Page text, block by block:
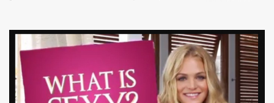
artırır ve çıkacak bir yangında servisi/beyaz eşya firmasını
sorumlu kılar. Bu sebeple yetkili servisler 65cm'den 1cm bile kısa
olsalar montajı gerçekleştirmezler. Montaj yapmaları halinde ise
gereksiz bir risk almış olurlar. Bu yüzden mutfak dolabınızı
yaptırırken aspiratör/davlumbaz takılma mesefesini en 65cm